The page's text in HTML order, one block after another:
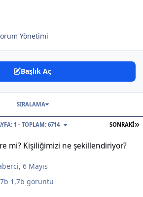
Yönetimi
Başlık Aç
SONRAKI
1 - TOPLAM: 6714
SIRALAMA
mi? Kişiliğimizi ne şekillendiriyor?
,6 Mayıs
1,7b görüntü